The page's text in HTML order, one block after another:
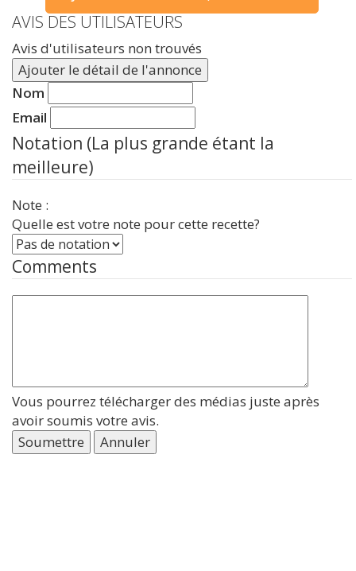
AVIS DES UTILISATEURS
Avis d'utilisateurs non trouvés
Ajouter le détail de l'annonce
Nom
Email
Notation (La plus grande étant la
meilleure)
Note :
Quelle est votre note pour cette recette?
Comments
Vous pourrez télécharger des médias juste après
avoir soumis votre avis.
Soumettre
Annuler